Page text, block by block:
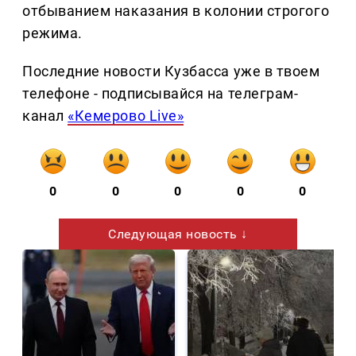
отбыванием наказания в колонии строгого
режима.
Последние новости Кузбасса уже в твоем
телефоне - подписывайся на телеграм-
канал «Кемерово Live»
0 0 0 0 0
Следующая новость ↓